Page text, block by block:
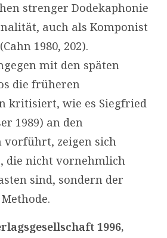
strenger Dodekaphonie
auch als Komponist
1980, 202).
mit den späten
die früheren
kritisiert, wie es Siegfried
1989) an den
vorführt, zeigen sich
die nicht vornehmlich
sind, sondern der
1996,